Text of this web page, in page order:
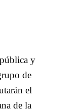
y
de
el
de la